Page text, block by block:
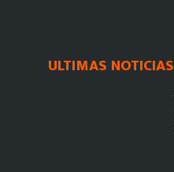
ULTIMAS NOTICIAS